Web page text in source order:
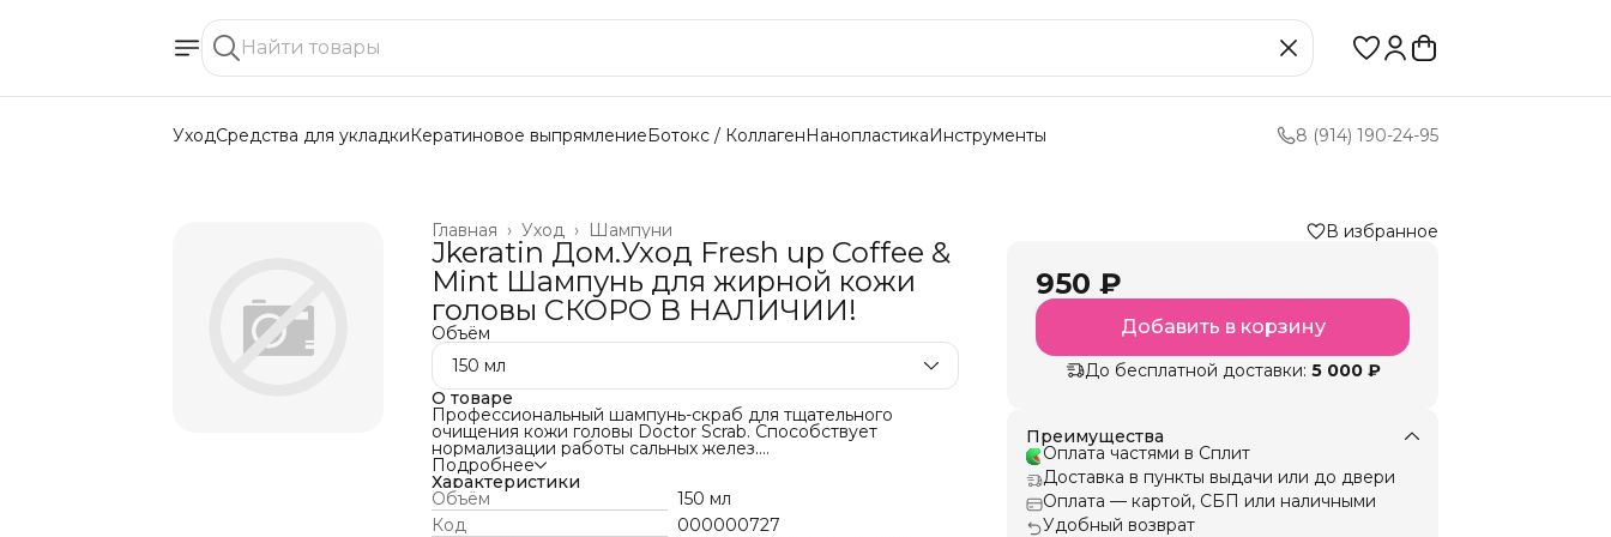
УходСредства для укладкиКератиновое выпрямлениеБотокс / КоллагенНанопластикаИнструменты 8 (914) 190-24-95
Шампуни
Уход ›
Главная ›
Jkeratin Дом.Уход Fresh up Coffee &
Mint Шампунь для жирной кожи
головы СКОРО В НАЛИЧИИ!
Объём
150 мл
О товаре
Профессиональный шампунь-скраб для тщательного
очищения кожи головы Doctor Scrab. Способствует
нормализации работы сальных желез.
Профессиональный шампунь-скраб Doctor Scrab для
домашнего ухода эффективно очищает эпидермис от
ороговевших частиц. Скраб на основе природных
компонентов бережно ухаживает за кожей головы
Описание:
Подробнее
Характеристики
Объём
150 мл
Код
000000727
В избранное
950 ₽
Добавить в корзину
До бесплатной доставки: 5 000 ₽
Преимущества
Оплата частями в Сплит
Доставка в пункты выдачи или до двери
Оплата — картой, СБП или наличными
Удобный возврат